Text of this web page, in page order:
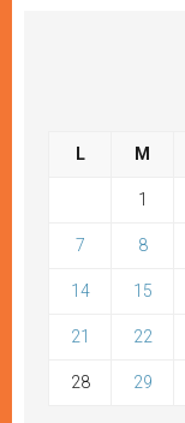
L M
1
7 8
14 15
21 22
28 29